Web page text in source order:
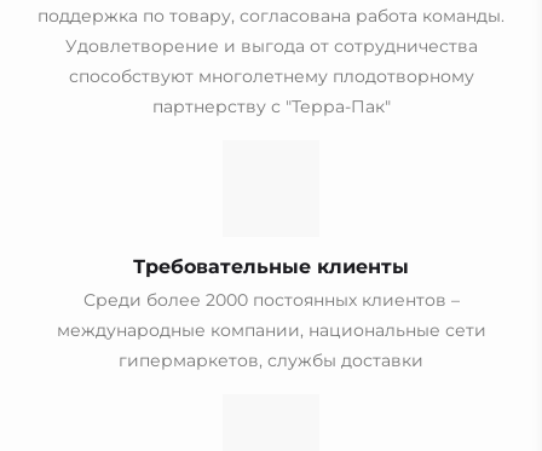
поддержка по товару, согласована работа команды.
Удовлетворение и выгода от сотрудничества
способствуют многолетнему плодотворному
партнерству с "Терра-Пак"
Требовательные клиенты
Среди более 2000 постоянных клиентов –
международные компании, национальные сети
гипермаркетов, службы доставки